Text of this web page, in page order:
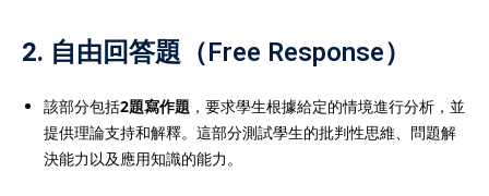
2. 自由回答題（Free Response）
該部分包括2題寫作題 ，要求學生根據給定的情境進行分析，並
提供理論支持和解釋。這部分測試學生的批判性思維、問題解
決能力以及應用知識的能力。